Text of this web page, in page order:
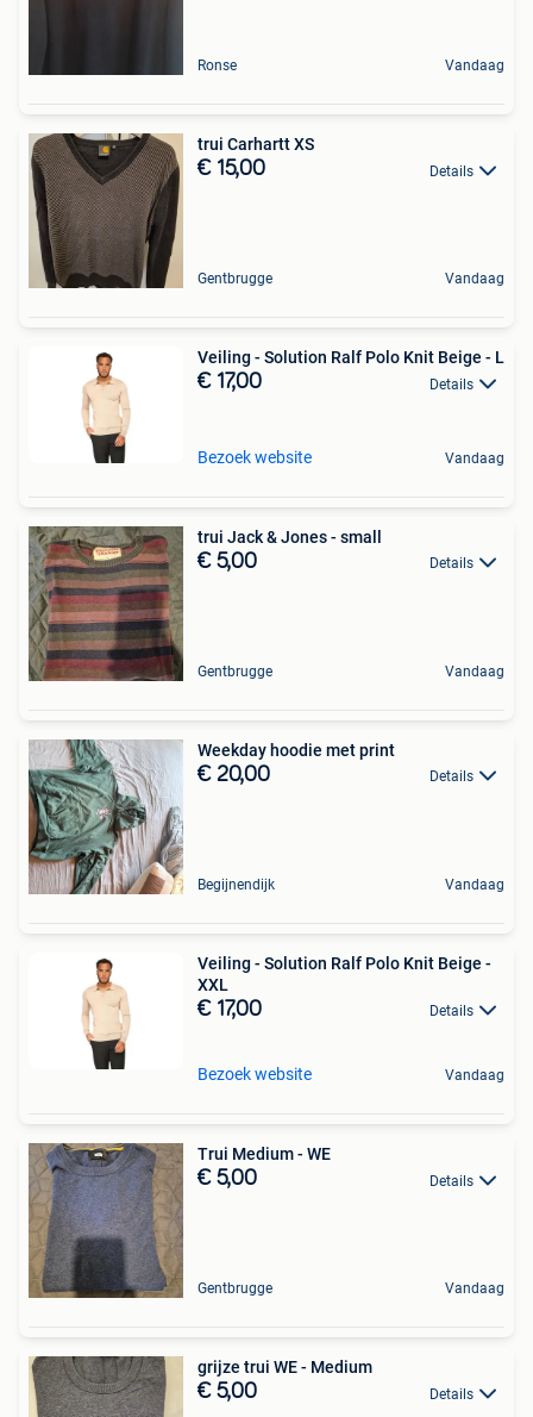
Ronse Vandaag
trui Carhartt XS
€ 15,00 Details
Gentbrugge Vandaag
Veiling - Solution Ralf Polo Knit Beige - L
€ 17,00 Details
Bezoek website Vandaag
trui Jack & Jones - small
€ 5,00 Details
Gentbrugge Vandaag
Weekday hoodie met print
€ 20,00 Details
Begijnendijk Vandaag
Veiling - Solution Ralf Polo Knit Beige -
XXL
€ 17,00 Details
Bezoek website Vandaag
Trui Medium - WE
€ 5,00 Details
Gentbrugge Vandaag
grijze trui WE - Medium
€ 5,00 Details